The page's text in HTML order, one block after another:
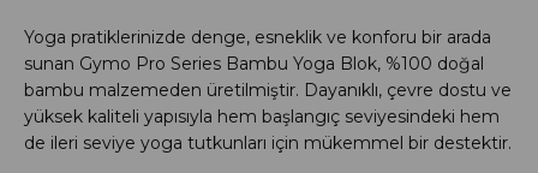
Yoga pratiklerinizde denge, esneklik ve konforu bir arada
sunan Gymo Pro Series Bambu Yoga Blok, %100 doğal
bambu malzemeden üretilmiştir. Dayanıklı, çevre dostu ve
yüksek kaliteli yapısıyla hem başlangıç seviyesindeki hem
de ileri seviye yoga tutkunları için mükemmel bir destektir.